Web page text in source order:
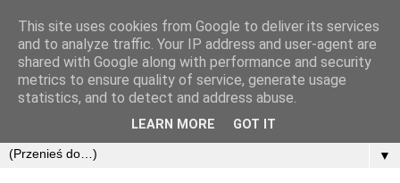
▼
This site uses cookies from Google to deliver its services
and to analyze traffic. Your IP address and user-agent are
shared with Google along with performance and security
metrics to ensure quality of service, generate usage
statistics, and to detect and address abuse.
LEARN MORE GOT IT